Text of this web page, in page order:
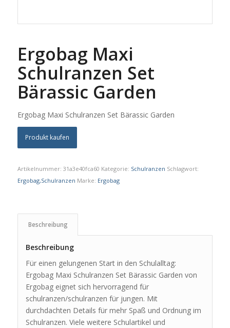
Ergobag Maxi
Schulranzen Set
Bärassic Garden
Ergobag Maxi Schulranzen Set Bärassic Garden
Produkt kaufen
Artikelnummer: 31a3e40fca60 Kategorie: Schulranzen Schlagwort:
Ergobag,Schulranzen Marke: Ergobag
Beschreibung
Beschreibung
Für einen gelungenen Start in den Schulalltag:
Ergobag Maxi Schulranzen Set Bärassic Garden von
Ergobag eignet sich hervorragend für
schulranzen/schulranzen für jungen. Mit
durchdachten Details für mehr Spaß und Ordnung im
Schulranzen. Viele weitere Schulartikel und